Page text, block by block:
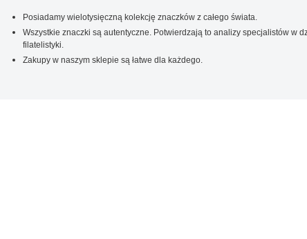
Posiadamy wielotysięczną kolekcję znaczków z całego świata.
Wszystkie znaczki są autentyczne. Potwierdzają to analizy specjalistów w
filatelistyki.
Zakupy w naszym sklepie są łatwe dla każdego.